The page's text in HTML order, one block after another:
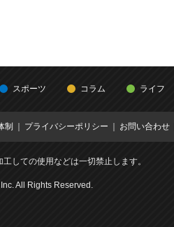
スポーツ コラム ライフ
制 プライバシーポリシー お問い合わせ
しての使用などは一切禁止します。
All Rights Reserved.